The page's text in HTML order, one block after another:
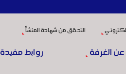
التحقق من شهادة المنشأ
عن الغرفة روابط مفيدة